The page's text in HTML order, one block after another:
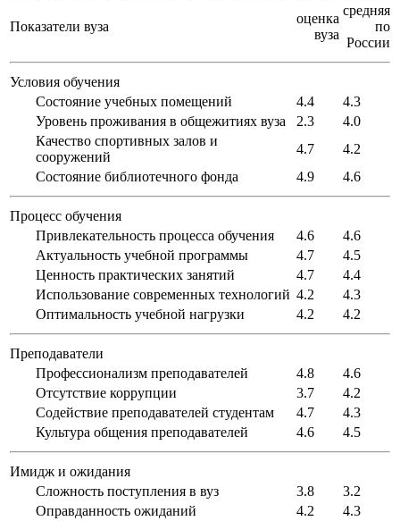
Показатели вуза
оценка
вуза
средняя
по
России
Условия обучения
Состояние учебных помещений
4.4
4.3
Уровень проживания в общежитиях вуза
2.3
4.0
Качество спортивных залов и
сооружений
4.7
4.2
Состояние библиотечного фонда
4.9 4.6
Процесс обучения
Привлекательность процесса обучения
4.6
4.6
Актуальность учебной программы
4.7
4.5
Ценность практических занятий
4.7
4.4
Использование современных технологий 4.2
4.3
Оптимальность учебной нагрузки
4.2 4.2
Преподаватели
Профессионализм преподавателей
4.8
4.6
Отсутствие коррупции
3.7
4.2
Содействие преподавателей студентам
4.7
4.3
Культура общения преподавателей
4.6 4.5
Имидж и ожидания
Сложность поступления в вуз
3.8
3.2
Оправданность ожиданий
4.2
4.3